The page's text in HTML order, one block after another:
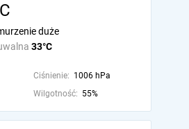
33°C
duże
Ciśnienie: 1006 hPa
Wilgotność: 55%